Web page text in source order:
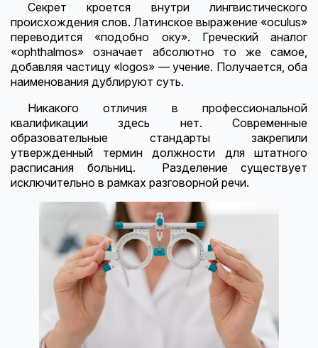
Секрет кроется внутри лингвистического
происхождения слов. Латинское выражение «oculus»
переводится «подобно оку». Греческий аналог
«ophthalmos» означает абсолютно то же самое,
добавляя частицу «logos» — учение. Получается, оба
наименования дублируют суть.
Никакого отличия в профессиональной
квалификации здесь нет. Современные
образовательные стандарты закрепили
утвержденный термин должности для штатного
расписания больниц. Разделение существует
исключительно в рамках разговорной речи.